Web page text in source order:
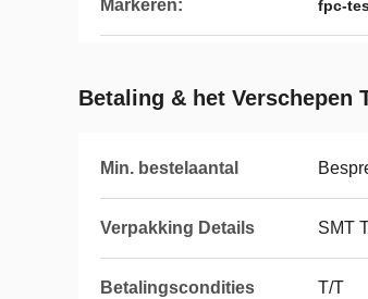
Markeren: fpc-
Betaling & het Verschepen
Min. bestelaantal
Verpakking Details SMT
Betalingscondities T/T